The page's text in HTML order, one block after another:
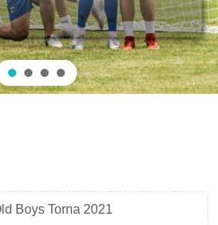
Boys Torna 2021